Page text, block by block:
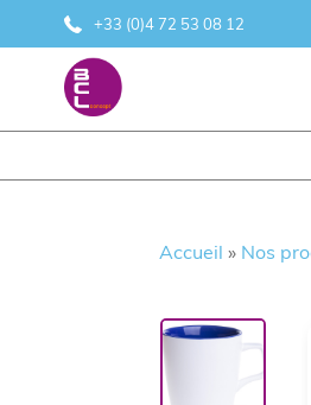
+33 (0)4 72 53 08 12
Accueil » Nos